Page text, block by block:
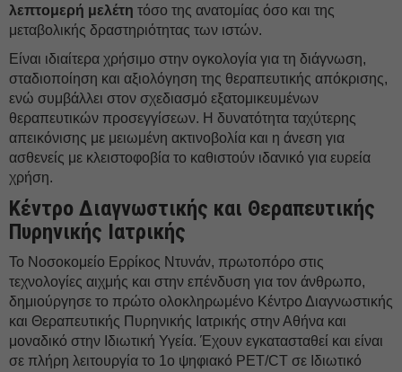
λεπτομερή μελέτη τόσο της ανατομίας όσο και της
μεταβολικής δραστηριότητας των ιστών.
Είναι ιδιαίτερα χρήσιμο στην ογκολογία για τη διάγνωση,
σταδιοποίηση και αξιολόγηση της θεραπευτικής απόκρισης,
ενώ συμβάλλει στον σχεδιασμό εξατομικευμένων
θεραπευτικών προσεγγίσεων. Η δυνατότητα ταχύτερης
απεικόνισης με μειωμένη ακτινοβολία και η άνεση για
ασθενείς με κλειστοφοβία το καθιστούν ιδανικό για ευρεία
χρήση.
Κέντρο Διαγνωστικής και Θεραπευτικής
Πυρηνικής Ιατρικής
Το Νοσοκομείο Ερρίκος Ντυνάν, πρωτοπόρο στις
τεχνολογίες αιχμής και στην επένδυση για τον άνθρωπο,
δημιούργησε το πρώτο ολοκληρωμένο Κέντρο Διαγνωστικής
και Θεραπευτικής Πυρηνικής Ιατρικής στην Αθήνα και
μοναδικό στην Ιδιωτική Υγεία. Έχουν εγκατασταθεί και είναι
σε πλήρη λειτουργία το 1ο ψηφιακό PET/CT σε Ιδιωτικό